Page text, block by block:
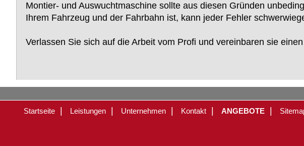
Montier- und Auswuchtmaschine sollte aus diesen Gründen
Ihrem Fahrzeug und der Fahrbahn ist, kann jeder Fehler
Verlassen Sie sich auf die Arbeit vom Profi und vereinbaren sie
Startseite Leistungen Unternehmen Kontakt ANGEBOTE